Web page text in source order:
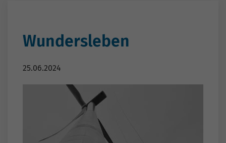
Wundersleben
25.06.2024